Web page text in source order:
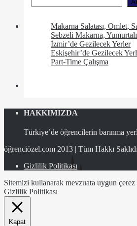
Makarna Salatası, Omlet,
Sebzeli Makarna,
İzmir’de Gezilecek Yerler
Eskişehir’de Gezilecek
Part-Time Çalışma
HAKKIMIZDA
Türkiye’de öğrencilerin barınma
öğrenciözel.com 2013 | Tüm Hakkı
Gizlilik Politikası
Sitemizi kullanarak mevzuata uygun çerez
Gizlilik Politikası
Kapat